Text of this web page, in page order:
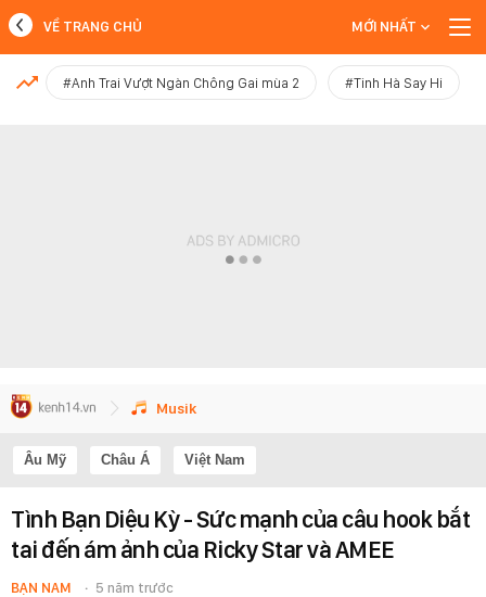
MỚI NHẤT
VỀ TRANG CHỦ MỚI NHẤT
#Anh Trai Vượt Ngàn Chông Gai mùa 2 #Tinh Hà Say Hi
Musik
Âu Mỹ Châu Á Việt Nam
Tình Bạn Diệu Kỳ - Sức mạnh của câu hook bắt
tai đến ám ảnh của Ricky Star và AMEE
BẠN NAM 5 năm trước